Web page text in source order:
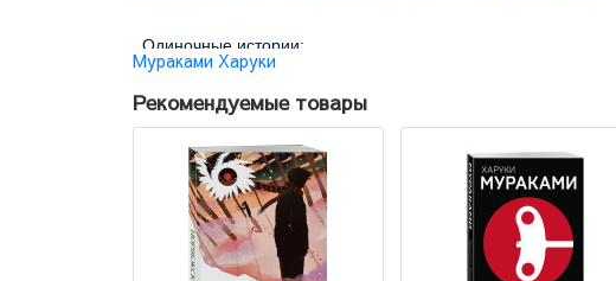
  Одиночные истории:
   - «Хулиган»
   - «Леди и бродяга»
Мураками Харуки
Рекомендуемые товары